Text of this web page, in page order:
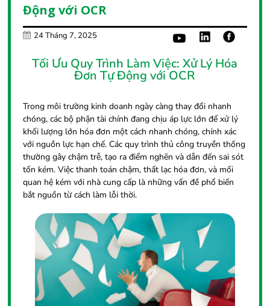
Động với OCR
24 Tháng 7, 2025
Tối Ưu Quy Trình Làm Việc: Xử Lý Hóa
Đơn Tự Động với OCR
Trong môi trường kinh doanh ngày càng thay đổi nhanh
chóng, các bộ phận tài chính đang chịu áp lực lớn để xử lý
khối lượng lớn hóa đơn một cách nhanh chóng, chính xác
với nguồn lực hạn chế. Các quy trình thủ công truyền thống
thường gây chậm trễ, tạo ra điểm nghẽn và dẫn đến sai sót
tốn kém. Việc thanh toán chậm, thất lạc hóa đơn, và mối
quan hệ kém với nhà cung cấp là những vấn đề phổ biến
bắt nguồn từ cách làm lỗi thời.